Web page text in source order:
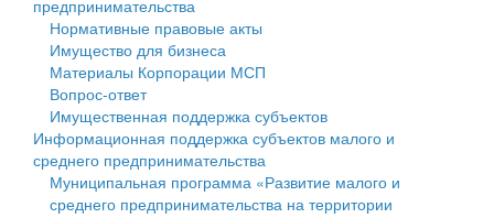
Государственные услуги
Промышленность и АПК
Экономика и бизнес
...
Символика
Устав
Гостям округа
Туризм
Культура
муниципального округа Тверской области
Администрация Кашинского муниципального округа
Тверской области
Управление сельскими территориями
Открытые данные
Финансовое управление
Бюджет для граждан
Имущество
Выявление правообладателей ранее учтенных
объектов недвижимости
предпринимательства
Нормативные правовые акты
Имущество для бизнеса
Материалы Корпорации МСП
Вопрос-ответ
Имущественная поддержка субъектов
Информационная поддержка субъектов малого и
среднего предпринимательства
Муниципальная программа «Развитие малого и
среднего предпринимательства на территории